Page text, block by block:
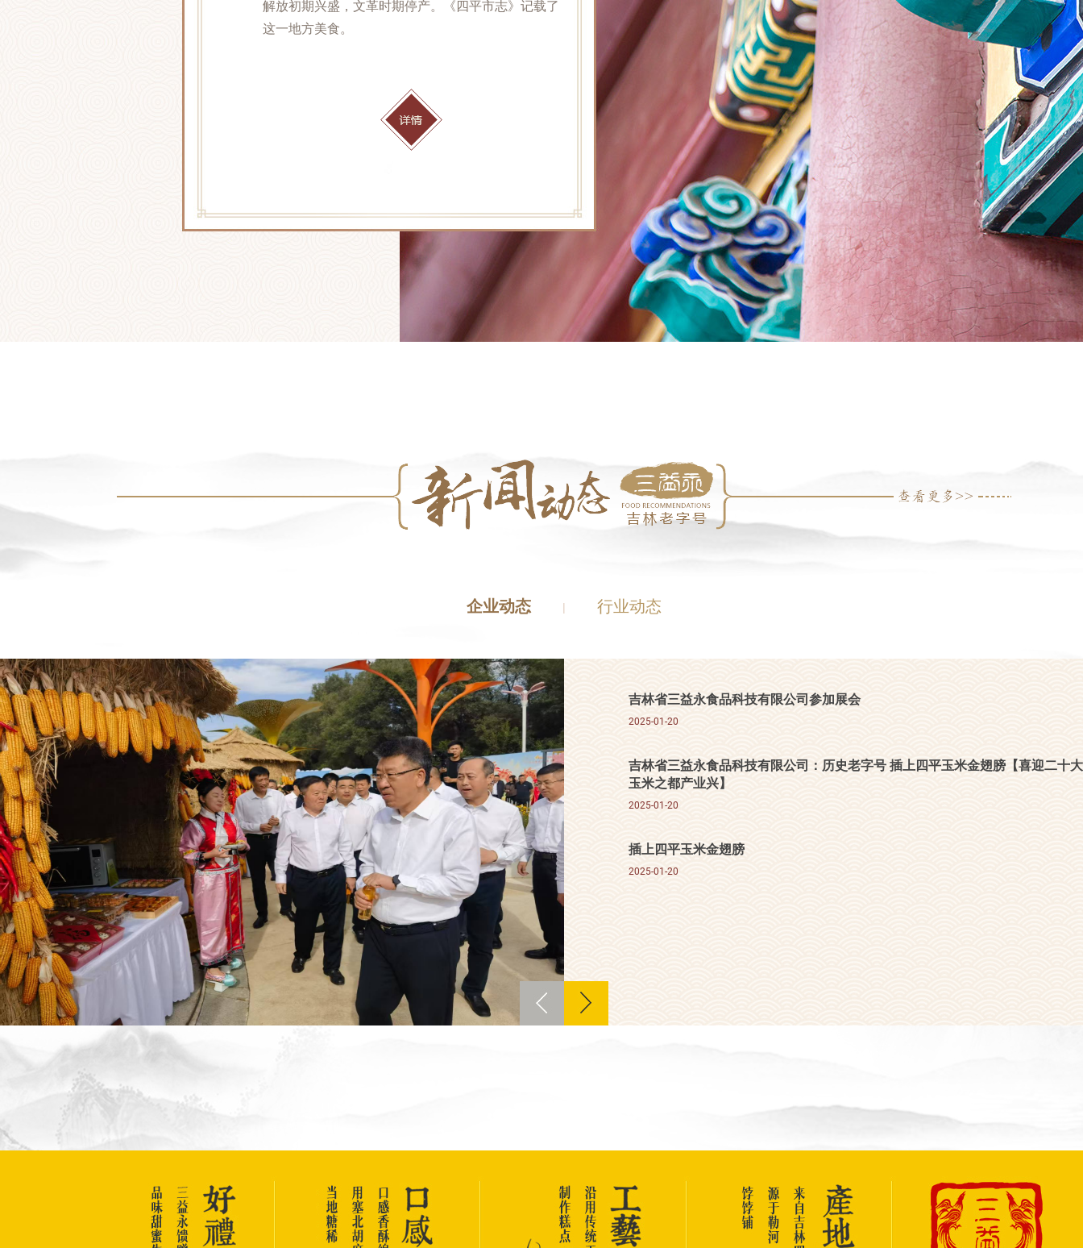
解放初期兴盛，文革时期停产。《四平市志》记载了
这一地方美食。
企业动态 | 行业动态
吉林省三益永食品科技有限公司参加展会
2025-01-20
吉林省三益永食品科技有限公司：历史老字号 插上四平玉米金翅膀【喜迎二十大
玉米之都产业兴】
2025-01-20
插上四平玉米金翅膀
2025-01-20